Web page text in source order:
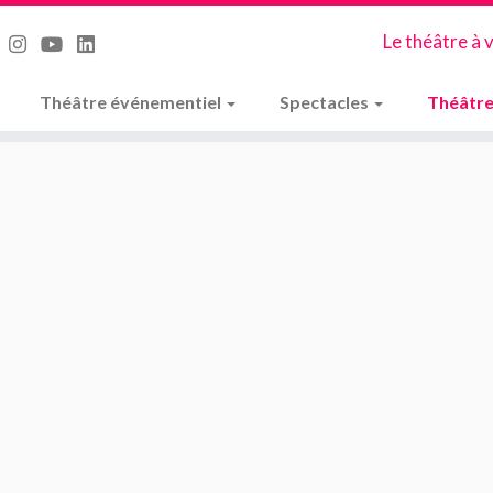
Le théâtre à
Théâtre événementiel Spectacles